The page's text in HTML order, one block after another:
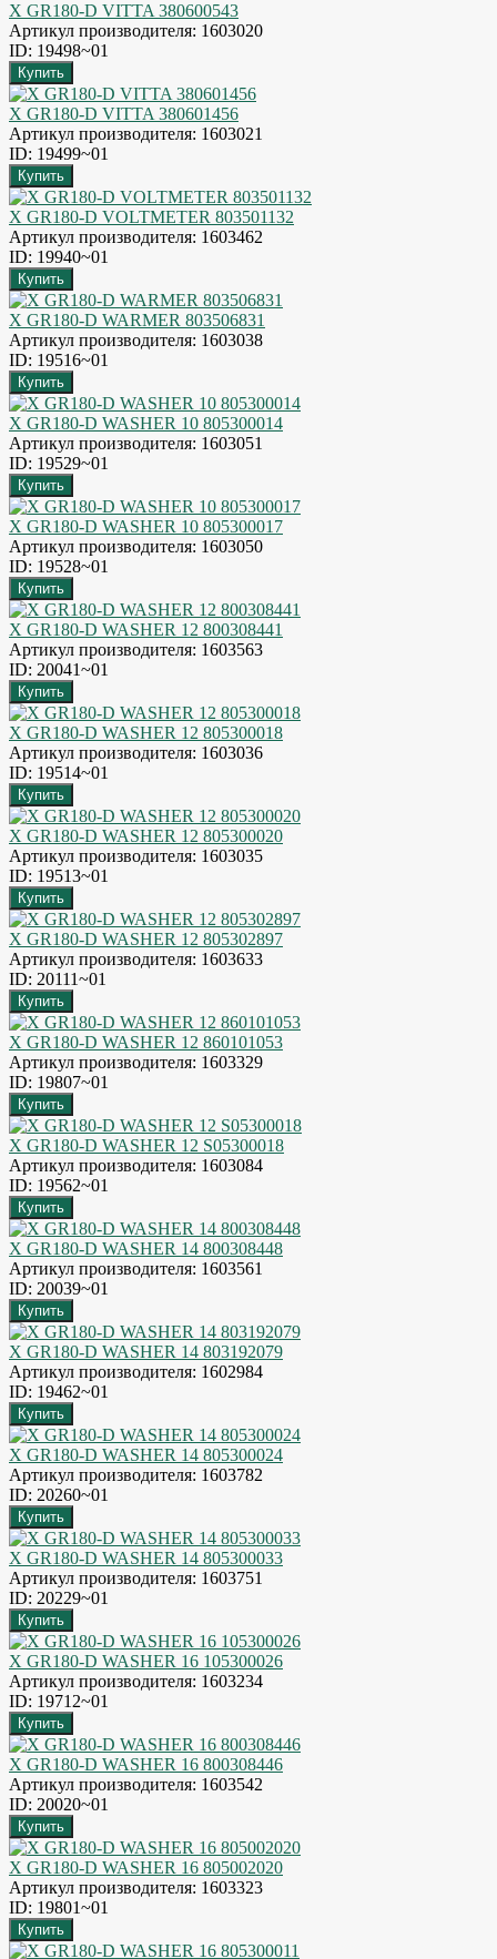
X GR180-D VITTA 380600543
Артикул производителя: 1603020
ID: 19498~01
X GR180-D VITTA 380601456
Артикул производителя: 1603021
ID: 19499~01
X GR180-D VOLTMETER 803501132
Артикул производителя: 1603462
ID: 19940~01
X GR180-D WARMER 803506831
Артикул производителя: 1603038
ID: 19516~01
X GR180-D WASHER 10 805300014
Артикул производителя: 1603051
ID: 19529~01
X GR180-D WASHER 10 805300017
Артикул производителя: 1603050
ID: 19528~01
X GR180-D WASHER 12 800308441
Артикул производителя: 1603563
ID: 20041~01
X GR180-D WASHER 12 805300018
Артикул производителя: 1603036
ID: 19514~01
X GR180-D WASHER 12 805300020
Артикул производителя: 1603035
ID: 19513~01
X GR180-D WASHER 12 805302897
Артикул производителя: 1603633
ID: 20111~01
X GR180-D WASHER 12 860101053
Артикул производителя: 1603329
ID: 19807~01
X GR180-D WASHER 12 S05300018
Артикул производителя: 1603084
ID: 19562~01
X GR180-D WASHER 14 800308448
Артикул производителя: 1603561
ID: 20039~01
X GR180-D WASHER 14 803192079
Артикул производителя: 1602984
ID: 19462~01
X GR180-D WASHER 14 805300024
Артикул производителя: 1603782
ID: 20260~01
X GR180-D WASHER 14 805300033
Артикул производителя: 1603751
ID: 20229~01
X GR180-D WASHER 16 105300026
Артикул производителя: 1603234
ID: 19712~01
X GR180-D WASHER 16 800308446
Артикул производителя: 1603542
ID: 20020~01
X GR180-D WASHER 16 805002020
Артикул производителя: 1603323
ID: 19801~01